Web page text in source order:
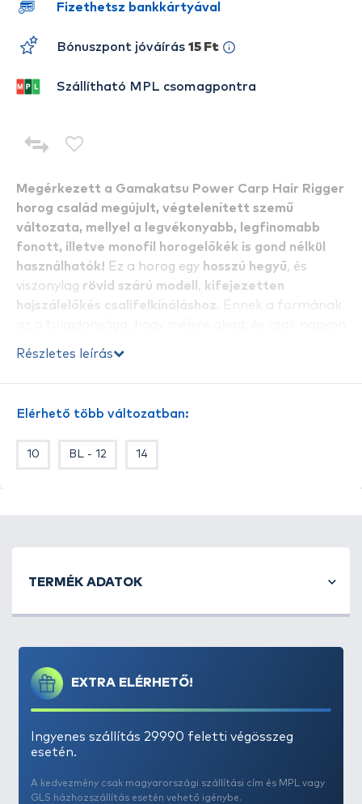
Megérkezett a Gamakatsu Power Carp Hair Rigger
horog család megújult, végtelenített szemű
változata, mellyel a legvékonyabb, legfinomabb
fonott, illetve monofil horogelőkék is gond nélkül
használhatók! Ez a horog egy hosszú hegyű, és
viszonylag rövid szárú modell , kifejezetten
hajszálelőkés csalifelkínáláshoz . Ennek a formának
horog. Mivelvastaghúsú, nagyon jól
felhajtóerejű csalikat is, valamint rendkívül
Részletes leírás
Elérhető több változatban:
10 BL - 12 14
Fizethetsz bankkártyával
Bónuszpont jóváírás 15 Ft
Szállítható MPL csomagpontra
EXTRA ELÉRHETŐ!
Ingyenes szállítás 29990 feletti végösszeg
esetén.
A kedvezmény csak magyarországi szállítási cím és MPL vagy
GLS házhozszállítás esetén vehető igénybe.
TERMÉK ADATOK